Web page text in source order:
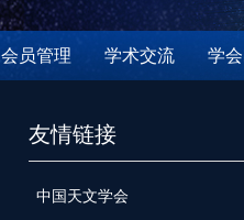
会员管理 学术交流 学
友情链接
中国天文学会